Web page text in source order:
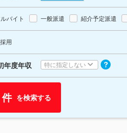
バイト 一般派遣 紹介予定派遣
用
年度年収 特に指定しない
件 を検索する